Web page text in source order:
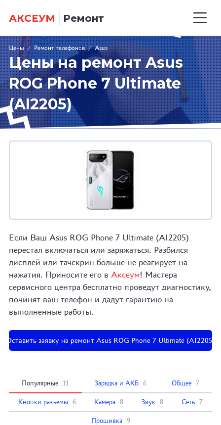
АКСЕУМ Ремонт
Цены / Ремонт телефонов / Asus
Цены на ремонт Asus
ROG Phone 7 Ultimate
(AI2205)
Если Ваш Asus ROG Phone 7 Ultimate (AI2205)
перестал включаться или заряжаться. Разбился
дисплей или тачскрин больше не реагирует на
нажатия. Приносите его в Аксеум! Мастера
сервисного центра бесплатно проведут диагностику,
починят ваш телефон и дадут гарантию на
выполненные работы.
Оставить заявку на ремонт Asus ROG Phone 7 Ultimate (AI2205)
Популярные 11 Зарядка и АКБ 6 Общее 7
Кнопки разъемы 6 Камера 8 Звук 8 Сеть 7
Прошивка 9